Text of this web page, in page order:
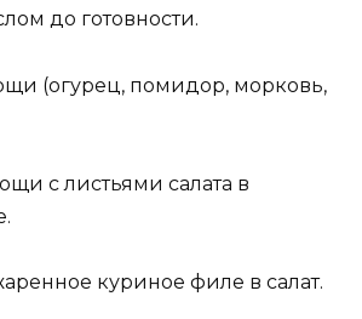
до готовности.
(огурец, помидор, морковь,
с листьями салата в
куриное филе в салат.